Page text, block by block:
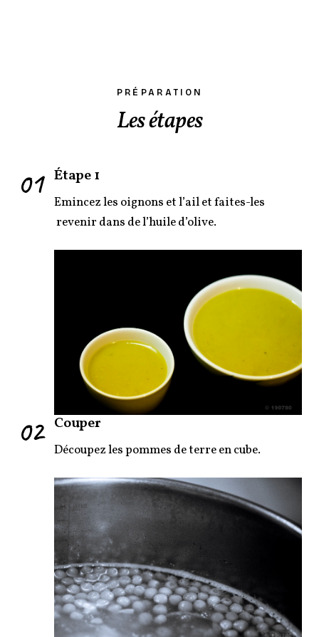
PRÉPARATION
Les étapes
01 Étape 1
Emincez les oignons et l’ail et faites-les
revenir dans de l’huile d’olive.
02 Couper
Découpez les pommes de terre en cube.